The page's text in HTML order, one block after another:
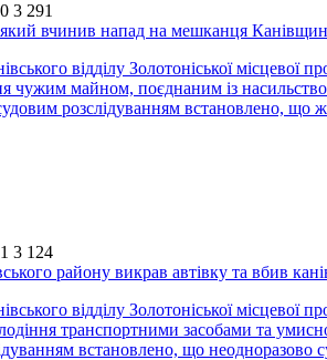
0 3 291
вчинив напад на мешканця
відділу Золотоніської місцевої
чужим майном, поєднаним із
розслідуванням встановлено, що
1 3 124
району викрав автівку та вбив
відділу Золотоніської місцевої
транспортними засобами та
встановлено, що